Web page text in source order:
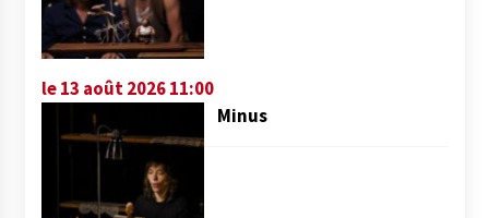
le 13 août 2026 11:00
Minus